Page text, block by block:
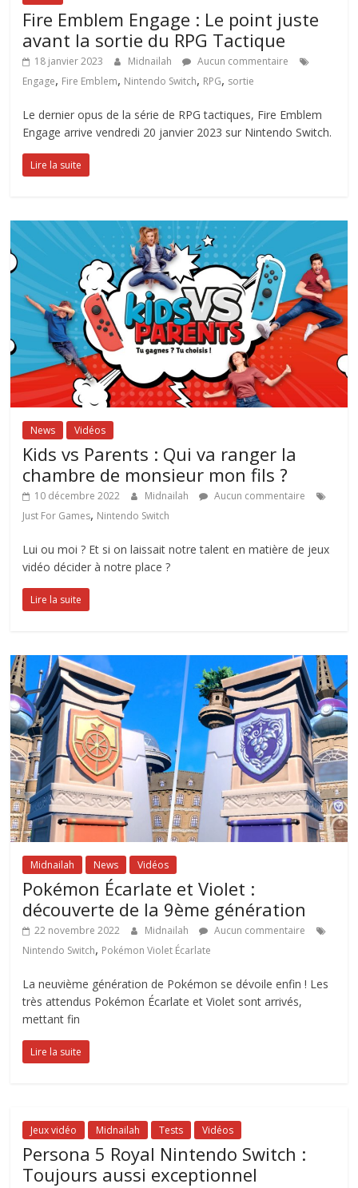
Fire Emblem Engage : Le point juste
avant la sortie du RPG Tactique
18 janvier 2023 Midnailah
Aucun commentaire
Engage, Fire Emblem, Nintendo Switch, RPG, sortie
Le dernier opus de la série de RPG tactiques, Fire Emblem
Engage arrive vendredi 20 janvier 2023 sur Nintendo Switch.
Lire la suite
News Vidéos
Kids vs Parents : Qui va ranger la
chambre de monsieur mon fils ?
10 décembre 2022 Midnailah
Aucun commentaire
Just For Games, Nintendo Switch
Lui ou moi ? Et si on laissait notre talent en matière de jeux
vidéo décider à notre place ?
Lire la suite
Midnailah News Vidéos
Pokémon Écarlate et Violet :
découverte de la 9ème génération
22 novembre 2022 Midnailah
Aucun commentaire
Nintendo Switch, Pokémon Violet Écarlate
La neuvième génération de Pokémon se dévoile enfin ! Les
très attendus Pokémon Écarlate et Violet sont arrivés,
mettant fin
Lire la suite
Jeux vidéo Midnailah Tests Vidéos
Persona 5 Royal Nintendo Switch :
Toujours aussi exceptionnel